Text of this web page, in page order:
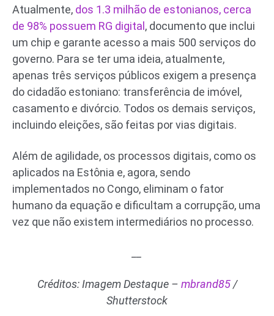
Atualmente, dos 1.3 milhão de estonianos, cerca
de 98% possuem RG digital, documento que inclui
um chip e garante acesso a mais 500 serviços do
governo. Para se ter uma ideia, atualmente,
apenas três serviços públicos exigem a presença
do cidadão estoniano: transferência de imóvel,
casamento e divórcio. Todos os demais serviços,
incluindo eleições, são feitas por vias digitais.
Além de agilidade, os processos digitais, como os
aplicados na Estônia e, agora, sendo
implementados no Congo, eliminam o fator
humano da equação e dificultam a corrupção, uma
vez que não existem intermediários no processo.
Créditos: Imagem Destaque – mbrand85/
Shutterstock